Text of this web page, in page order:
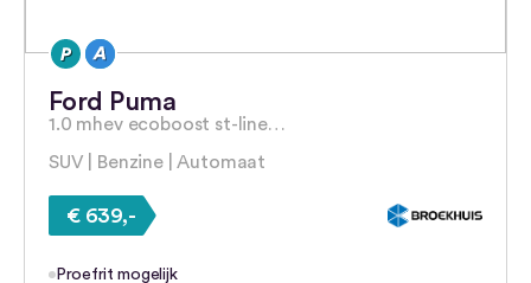
Ford Puma
1.0 mhev ecoboost st-line…
SUV | Benzine | Automaat
€ 639,-
Proefrit mogelijk